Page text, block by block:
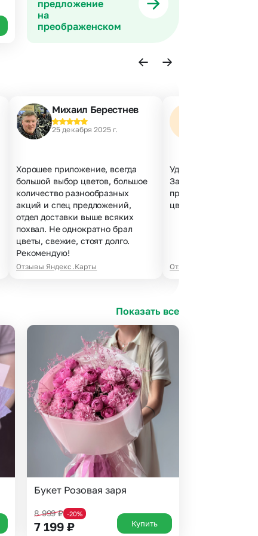
предложение
на
преображенском
Михаил Берестнев
25 декабря 2025 г.
Хорошее приложение, всегда
большой выбор цветов, большое
количество разнообразных
акций и спец предложений,
отдел доставки выше всяких
похвал. Не однократно брал
цветы, свежие, стоят долго.
Рекомендую!
Отзывы Яндекс.Карты
Удобный сайт, все
Заказала за 5 минут,
проблем. Курьер
цветы свежие, не
Отзывы Яндекс.Карты
Показать все
Букет Розовая заря
8 999₽ -20%
7 199 ₽ Купить